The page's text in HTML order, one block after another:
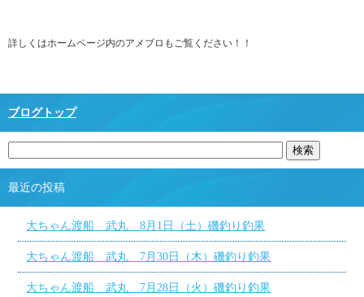
詳しくはホームページ内のアメブロもご覧ください！！
ブログトップ
最近の投稿
大ちゃん渡船 武丸 8月1日（土）磯釣り釣果
大ちゃん渡船 武丸 7月30日（木）磯釣り釣果
大ちゃん渡船 武丸 7月28日（火）磯釣り釣果